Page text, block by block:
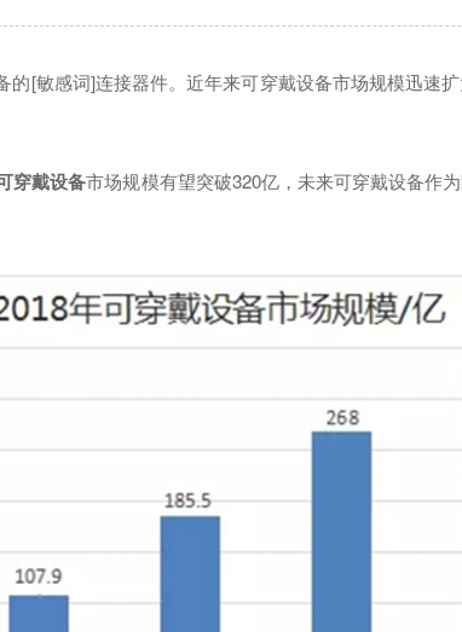
[敏感词]连接器件。近年来可穿戴设备市场规模迅速
穿戴设备市场规模有望突破320亿，未来可穿戴设备作